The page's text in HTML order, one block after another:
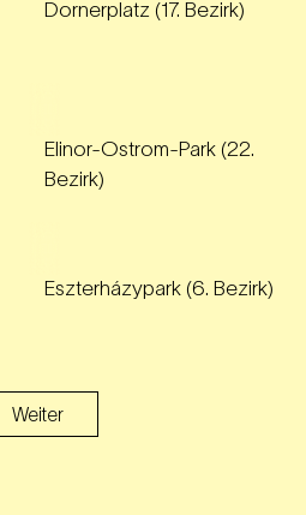
Dornerplatz (17. Bezirk)
Elinor-Ostrom-Park (22.
Bezirk)
Eszterházypark (6. Bezirk)
Weiter